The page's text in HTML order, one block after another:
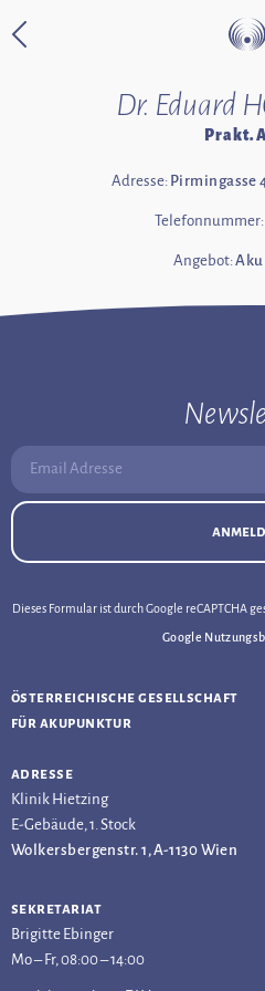
Zurück zur Startseite
Dr. Eduard
Prakt.
Adresse: Pirmingasse
Telefonnummer:
Angebot:
Email Adresse:
Dieses Formular ist durch Google reCAPTCHA
Google
österreichische gesellschaft
für akupunktur
adresse
Klinik Hietzing
E-Gebäude, 1. Stock
Wolkersbergenstr. 1, A-1130 Wien
sekretariat
Brigitte Ebinger
Mo – Fr, 08:00 – 14:00